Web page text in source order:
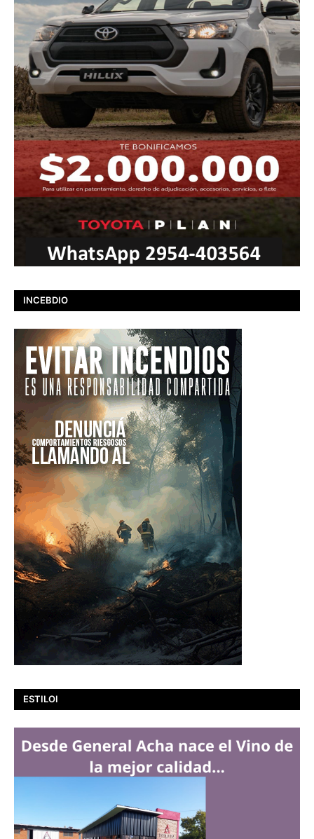
INCEBDIO
ESTILOI